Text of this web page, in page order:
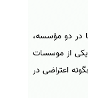
در دو مؤسسه،
یکی از موسسات
اعتراضی در